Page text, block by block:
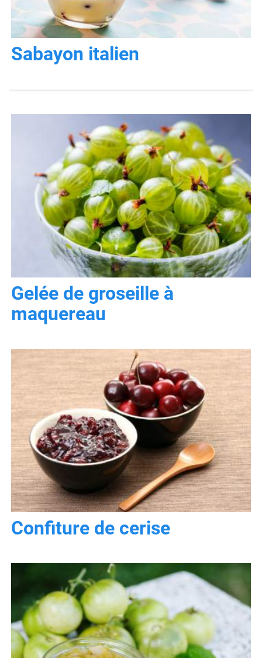
Sabayon italien
Gelée de groseille à
maquereau
Confiture de cerise